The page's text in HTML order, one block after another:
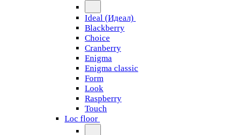
Ideal (Идеал)
Blackberry
Choice
Cranberry
Enigma
Enigma classic
Form
Look
Raspberry
Touch
Loc floor